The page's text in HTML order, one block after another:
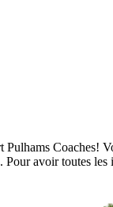
Pulhams Coaches!
Pour avoir toutes